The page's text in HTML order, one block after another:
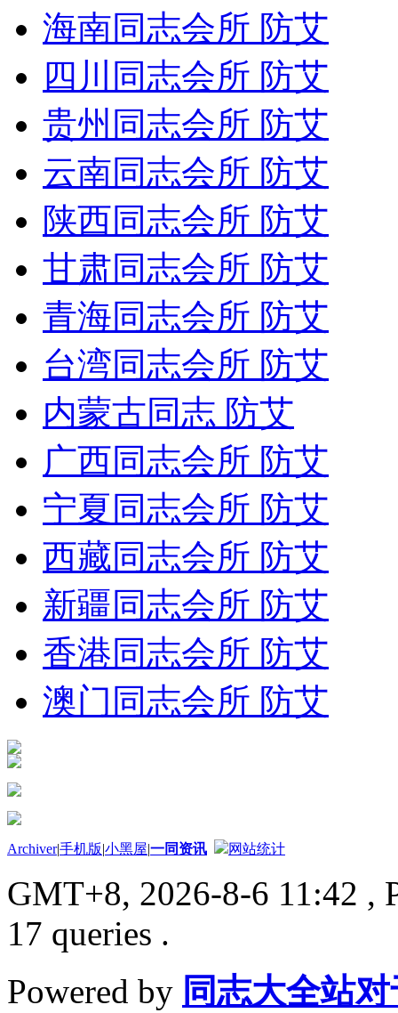
海南同志会所 防艾
四川同志会所 防艾
贵州同志会所 防艾
云南同志会所 防艾
陕西同志会所 防艾
甘肃同志会所 防艾
青海同志会所 防艾
台湾同志会所 防艾
内蒙古同志 防艾
广西同志会所 防艾
宁夏同志会所 防艾
西藏同志会所 防艾
新疆同志会所 防艾
香港同志会所 防艾
澳门同志会所 防艾
Archiver|手机版|小黑屋|一同资讯 网站统计
GMT+8, 2026-8-6 11:42 ,
17 queries .
Powered by 同志大全站